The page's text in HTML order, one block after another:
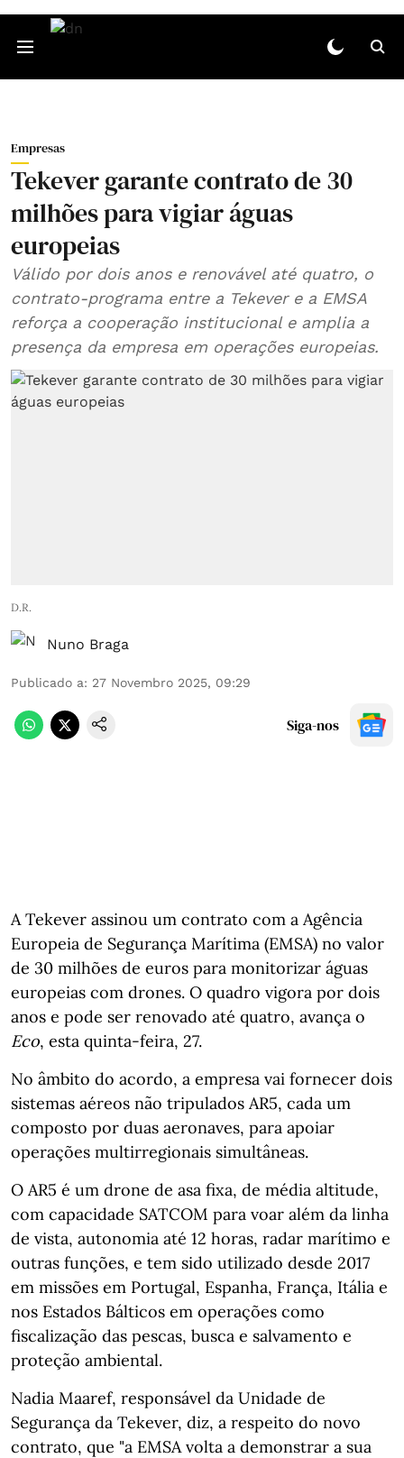
Empresas
Tekever garante contrato de 30
milhões para vigiar águas
europeias
Válido por dois anos e renovável até quatro, o
contrato‑programa entre a Tekever e a EMSA
reforça a cooperação institucional e amplia a
presença da empresa em operações europeias.
D.R.
Nuno Braga
Publicado a: 27 Novembro 2025, 09:29
Siga-nos
A Tekever assinou um contrato com a Agência
Europeia de Segurança Marítima (EMSA) no valor
de 30 milhões de euros para monitorizar águas
europeias com drones. O quadro vigora por dois
anos e pode ser renovado até quatro, avança o
Eco, esta quinta-feira, 27.
No âmbito do acordo, a empresa vai fornecer dois
sistemas aéreos não tripulados AR5, cada um
composto por duas aeronaves, para apoiar
operações multirregionais simultâneas.
O AR5 é um drone de asa fixa, de média altitude,
com capacidade SATCOM para voar além da linha
de vista, autonomia até 12 horas, radar marítimo e
outras funções, e tem sido utilizado desde 2017
em missões em Portugal, Espanha, França, Itália e
nos Estados Bálticos em operações como
fiscalização das pescas, busca e salvamento e
proteção ambiental.
Nadia Maaref, responsável da Unidade de
Segurança da Tekever, diz, a respeito do novo
contrato, que "a EMSA volta a demonstrar a sua